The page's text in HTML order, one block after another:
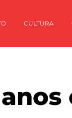
CULTURA